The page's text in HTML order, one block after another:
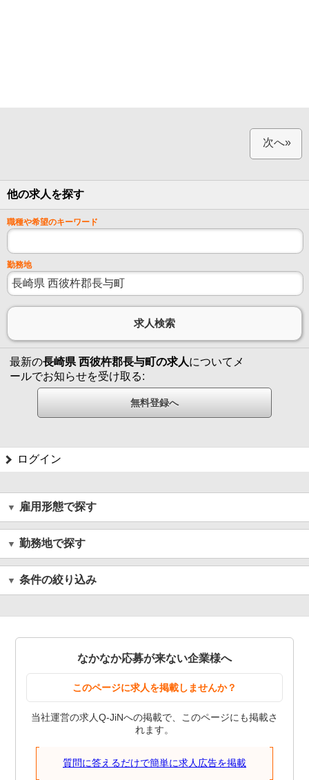
次へ»
他の求人を探す
職種や希望のキーワード
勤務地
最新の長崎県 西彼杵郡長与町の求人についてメ
ールでお知らせを受け取る:
ログイン
雇用形態で探す
勤務地で探す
条件の絞り込み
なかなか応募が来ない企業様へ
このページに求人を掲載しませんか？
当社運営の求人Q-JiNへの掲載で、このページにも掲載さ
れます。
質問に答えるだけで簡単に求人広告を掲載